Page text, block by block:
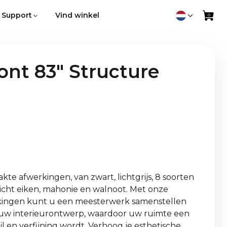
Support Vind winkel
83" Structure
afwerkingen, van zwart, lichtgrijs, 8 soorten
eiken, mahonie en walnoot. Met onze
kunt u een meesterwerk samenstellen
interieurontwerp, waardoor uw ruimte een